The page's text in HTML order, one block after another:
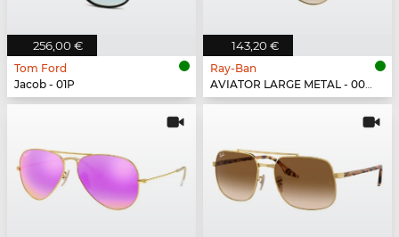
256,00 €
Tom Ford
Jacob - 01P
143,20 €
Ray-Ban
AVIATOR LARGE METAL - 001/51